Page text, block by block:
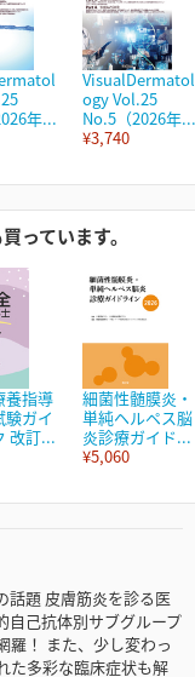
年...
VisualDermatol
ogy Vol.25
No.5（2026年...
¥3,740
っています。
養指導
験ガイ
改訂...
細菌性髄膜炎・
単純ヘルペス脳
炎診療ガイド...
¥5,060
話題 皮膚筋炎を診る医
自己抗体別サブグループ
羅！ また、少し変わっ
た多彩な臨床症状も解